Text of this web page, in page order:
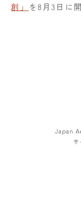
創」 を8月3日に
Japan